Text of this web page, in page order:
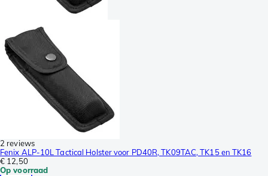
2 reviews
Fenix ALP-10L Tactical Holster voor PD40R, TK09TAC, TK15 en TK16
€ 12,50
Op voorraad